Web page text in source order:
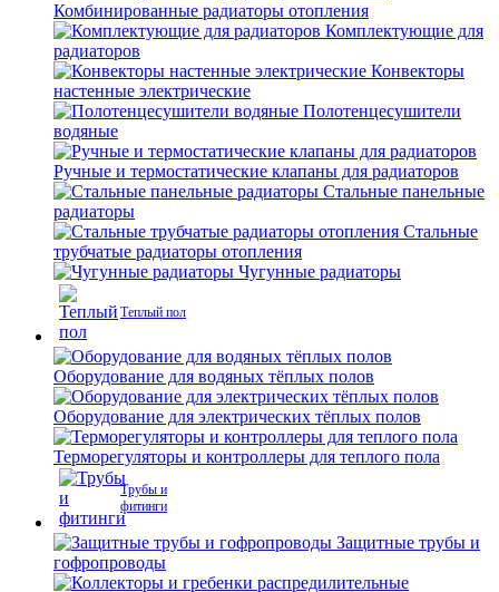
Комбинированные радиаторы отопления
Комплектующие для
радиаторов
Конвекторы
настенные электрические
Полотенцесушители
водяные
Ручные и термостатические клапаны для радиаторов
Стальные панельные
радиаторы
Стальные
трубчатые радиаторы отопления
Чугунные радиаторы
Теплый пол
Оборудование для водяных тёплых полов
Оборудование для электрических тёплых полов
Терморегуляторы и контроллеры для теплого пола
Трубы и
фитинги
Защитные трубы и
гофропроводы